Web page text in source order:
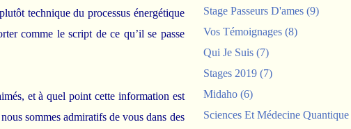
technique du processus énergétique
comme le script de ce qu’il se passe
et à quel point cette information est
sommes admiratifs de vous dans des
Stage Passeurs D'ames (9)
Vos Témoignages (8)
Qui Je Suis (7)
Stages 2019 (7)
Midaho (6)
Sciences Et Médecine Quantique